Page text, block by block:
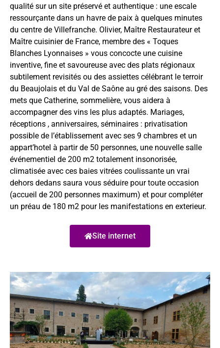
qualité sur un site préservé et authentique : une escale
ressourçante dans un havre de paix à quelques minutes
du centre de Villefranche. Olivier, Maître Restaurateur et
Maître cuisinier de France, membre des « Toques
Blanches Lyonnaises » vous concocte une cuisine
inventive, fine et savoureuse avec des plats régionaux
subtilement revisités ou des assiettes célébrant le terroir
du Beaujolais et du Val de Saône au gré des saisons. Des
mets que Catherine, sommelière, vous aidera à
accompagner des vins les plus adaptés. Mariages,
réceptions , anniversaires, séminaires : privatisation
possible de l’établissement avec ses 9 chambres et un
appart’hotel à partir de 50 personnes, une nouvelle salle
événementiel de 200 m2 totalement insonorisée,
climatisée avec ces baies vitrées coulissante un vrai
dehors dedans saura vous séduire pour toute occasion
(accueil de 200 personnes maximum) et pour compléter
un préau de 180 m2 pour les manifestations en exterieur.
Site internet